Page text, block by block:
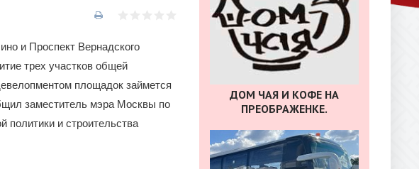
и Проспект Вернадского
трех участков общей
площадок займется
заместитель мэра Москвы по
политики и строительства
ДОМ ЧАЯ И КОФЕ НА
ПРЕОБРАЖЕНКЕ.